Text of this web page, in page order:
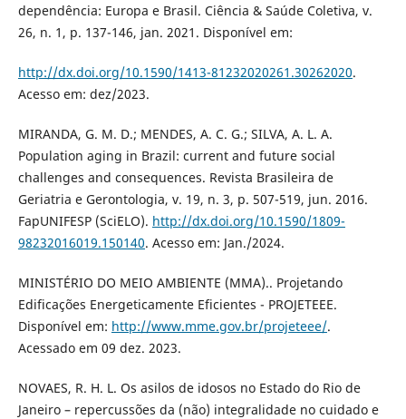
dependência: Europa e Brasil. Ciência & Saúde Coletiva, v.
26, n. 1, p. 137-146, jan. 2021. Disponível em:
http://dx.doi.org/10.1590/1413-81232020261.30262020.
Acesso em: dez/2023.
MIRANDA, G. M. D.; MENDES, A. C. G.; SILVA, A. L. A.
Population aging in Brazil: current and future social
challenges and consequences. Revista Brasileira de
Geriatria e Gerontologia, v. 19, n. 3, p. 507-519, jun. 2016.
FapUNIFESP (SciELO). http://dx.doi.org/10.1590/1809-
98232016019.150140. Acesso em: Jan./2024.
MINISTÉRIO DO MEIO AMBIENTE (MMA).. Projetando
Edificações Energeticamente Eficientes - PROJETEEE.
Disponível em: http://www.mme.gov.br/projeteee/.
Acessado em 09 dez. 2023.
NOVAES, R. H. L. Os asilos de idosos no Estado do Rio de
Janeiro – repercussões da (não) integralidade no cuidado e